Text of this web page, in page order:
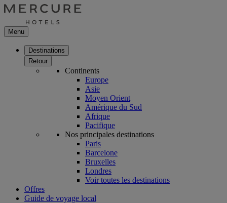
Menu
Destinations
Retour
Continents
Europe
Asie
Moyen Orient
Amérique du Sud
Afrique
Pacifique
Nos principales destinations
Paris
Barcelone
Bruxelles
Londres
Voir toutes les destinations
Offres
Guide de voyage local